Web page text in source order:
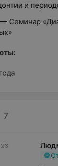
и
— Семинар
7